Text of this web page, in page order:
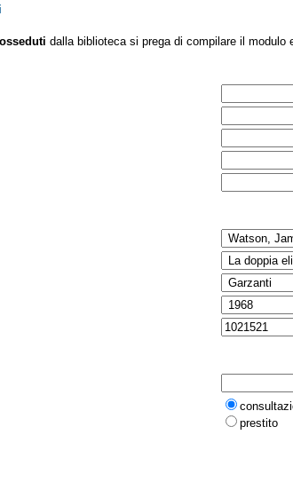
dalla biblioteca si prega di compilare il modulo
prestito